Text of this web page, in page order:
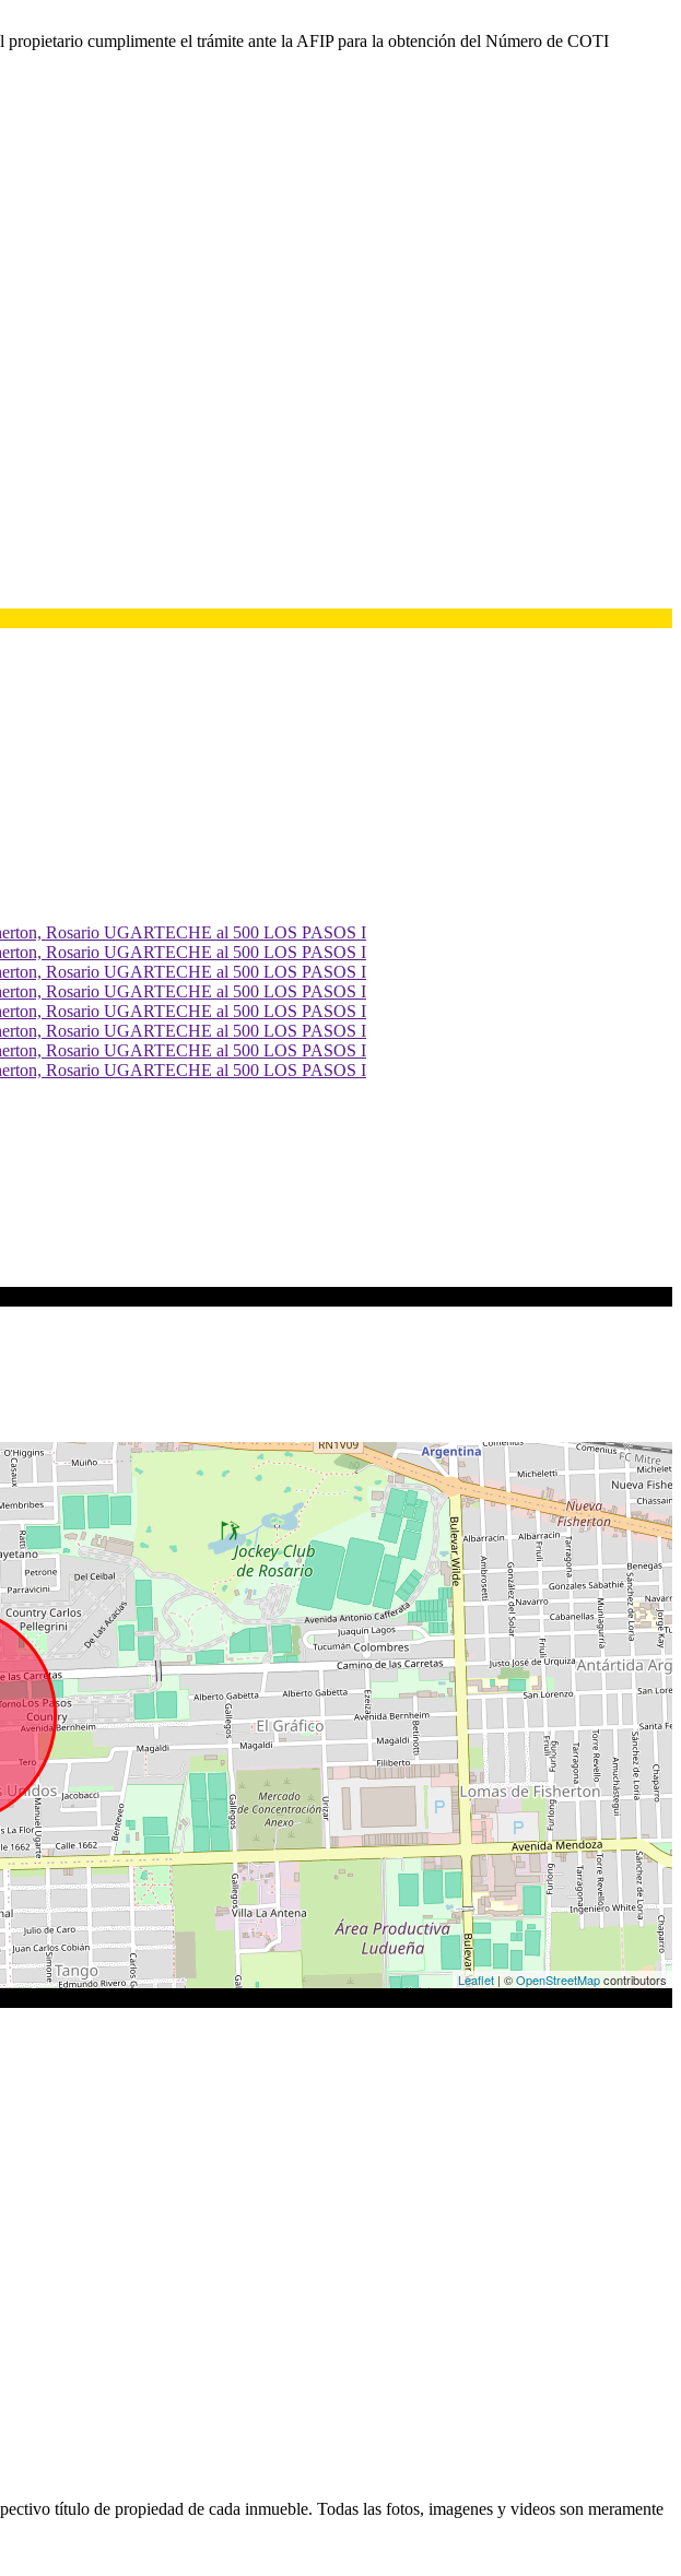
cumplimente el trámite ante la AFIP para la obtención del Número de COTI
Leaflet | ©OpenStreetMapcontributors
título de propiedad de cada inmueble. Todas las fotos, imagenes y videos son meramente